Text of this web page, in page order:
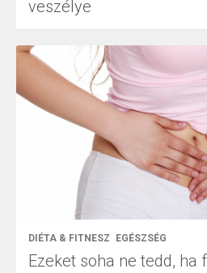
veszélye
DIÉTA & FITNESZ EGÉSZSÉG
Ezeket soha ne tedd, ha